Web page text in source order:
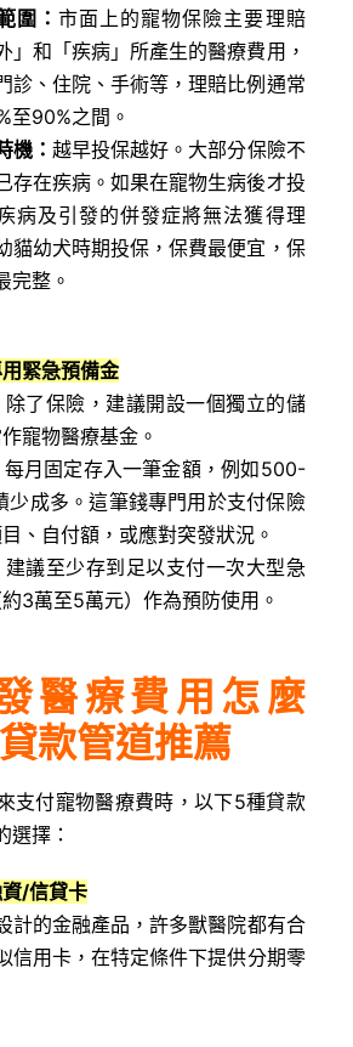
圍： 市面上的寵物保險主要理賠
」和「疾病」所產生的醫療費用，
診、住院、手術等，理賠比例通常
至90%之間。
機： 越早投保越好。大部分保險不
存在疾病。如果在寵物生病後才投
病及引發的併發症將無法獲得理
貓幼犬時期投保，保費最便宜，保
完整。
緊急預備金
除了保險，建議開設一個獨立的儲
寵物醫療基金。
每月固定存入一筆金額，例如500-
少成多。這筆錢專門用於支付保險
、自付額，或應對突發狀況。
建議至少存到足以支付一次大型急
3萬至5萬元）作為預防使用。
醫療費用怎麼
款管道推薦
支付寵物醫療費時，以下5種貸款
選擇：
/信貸卡
計的金融產品，許多獸醫院都有合
信用卡，在特定條件下提供分期零